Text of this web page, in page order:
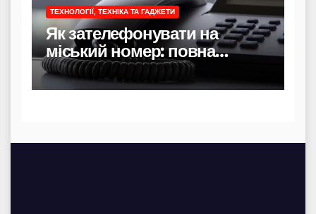
ТЕХНОЛОГІЇ, ТЕХНІКА ТА ГАДЖЕТИ
Як зателефонувати на
міський номер: повна
інструкція